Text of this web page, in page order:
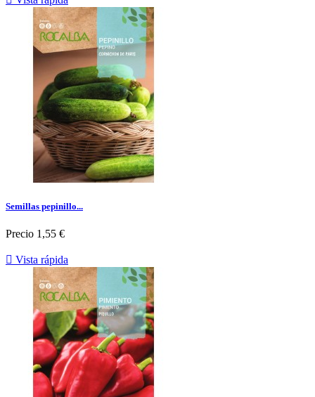
Semillas pepinillo...
Precio 1,55 €
 Vista rápida